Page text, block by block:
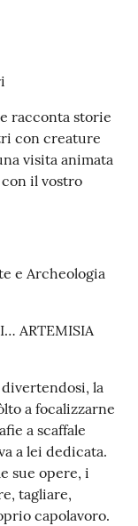
racconta storie
con creature
visita animata
il vostro
e Archeologia
ARTEMISIA
la
a focalizzarne
a scaffale
a lei dedicata.
sue opere, i
tagliare,
capolavoro.